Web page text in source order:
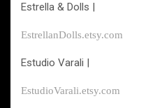
Estrella & Dolls |
EstrellanDolls.etsy.com
Estudio Varali |
EstudioVarali.etsy.com